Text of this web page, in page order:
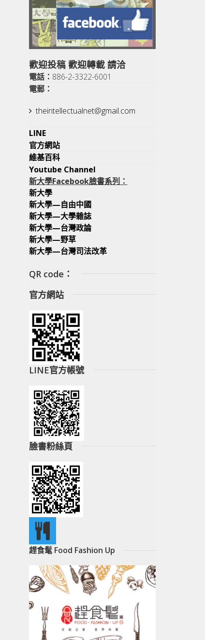
歡迎投稿 歡迎轉載 請洽
電話： 886-2-3322-6001
電郵：
theintellectualnet@gmail.com
LINE
官方網站
維基百科
Youtube Channel
新大學Facebook臉書系列：
新大學
新大學—自由中國
新大學—大學雜誌
新大學—台灣政論
新大學—野草
新大學—台灣司法改革
QR code：
官方網站
LINE官方帳號
臉書粉絲頁
趕食髦 Food Fashion Up